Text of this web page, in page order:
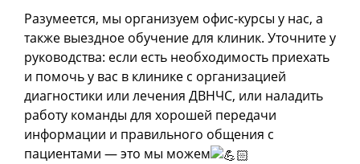
Разумеется, мы организуем офис-курсы у нас, а
также выездное обучение для клиник. Уточните у
руководства: если есть необходимость приехать
и помочь у вас в клинике с организацией
диагностики или лечения ДВНЧС, или наладить
работу команды для хорошей передачи
информации и правильного общения с
пациентами — это мы можем